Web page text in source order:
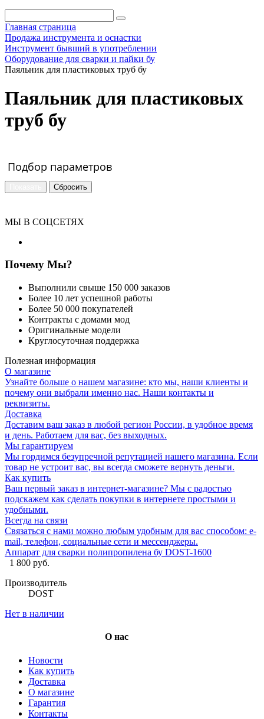
Главная страница
Продажа инструмента и оснастки
Инструмент бывший в употреблении
Оборудование для сварки и пайки бу
Паяльник для пластиковых труб бу
Паяльник для пластиковых
труб бу
Подбор параметров
МЫ В СОЦСЕТЯХ
Почему Мы?
Выполнили свыше 150 000 заказов
Более 10 лет успешной работы
Более 50 000 покупателей
Контракты с домами мод
Оригинальные модели
Круглосуточная поддержка
Полезная информация
О магазине
Узнайте больше о нашем магазине: кто мы, наши клиенты и
почему они выбрали именно нас. Наши контакты и
реквизиты.
Доставка
Доставим ваш заказ в любой регион России, в удобное время
и день. Работаем для вас, без выходных.
Мы гарантируем
Мы гордимся безупречной репутацией нашего магазина. Если
товар не устроит вас, вы всегда сможете вернуть деньги.
Как купить
Ваш первый заказ в интернет-магазине? Мы с радостью
подскажем как сделать покупки в интернете простыми и
удобными.
Всегда на связи
Связаться с нами можно любым удобным для вас способом: e-
mail, телефон, социальные сети и мессенджеры.
Аппарат для сварки полипропилена бу DOST-1600
1 800 руб.
Производитель
DOST
Нет в наличии
О нас
Новости
Как купить
Доставка
О магазине
Гарантия
Контакты